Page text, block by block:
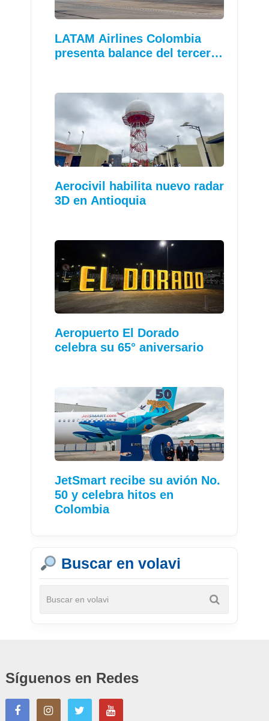
LATAM Airlines Colombia
presenta balance del tercer…
Aerocivil habilita nuevo radar
3D en Antioquia
Aeropuerto El Dorado
celebra su 65° aniversario
JetSmart recibe su avión No.
50 y celebra hitos en
Colombia
Buscar en volavi
Síguenos en Redes